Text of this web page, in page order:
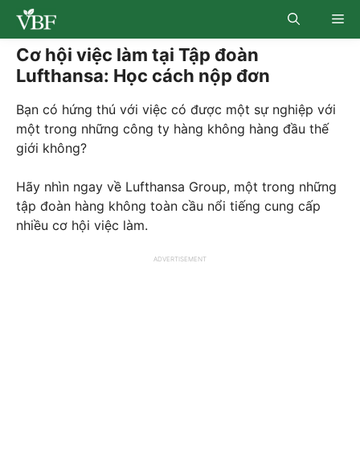
Skip
content
Cơ hội việc làm tại Tập đoàn
Lufthansa: Học cách nộp đơn
Bạn có hứng thú với việc có được một sự nghiệp với
một trong những công ty hàng không hàng đầu thế
giới không?
Hãy nhìn ngay về Lufthansa Group, một trong những
tập đoàn hàng không toàn cầu nổi tiếng cung cấp
nhiều cơ hội việc làm.
ADVERTISEMENT